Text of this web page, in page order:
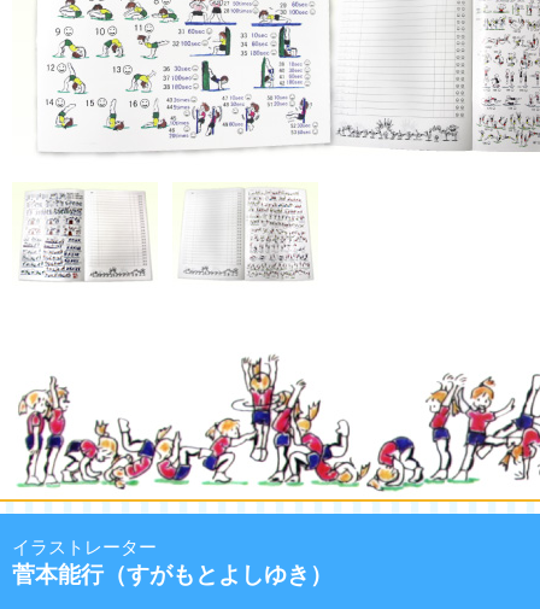
イラストレーター
菅本能行（すがもとよしゆき）